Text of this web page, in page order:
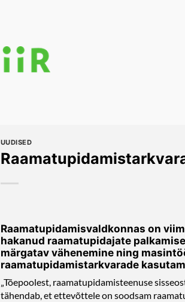
UUDISED
Raamatupidamisvaldkonnas on
hakanud raamatupidajate
märgatav vähenemine ning
raamatupidamistarkvarade
„Tõepoolest, raamatupidamisteenuse
tähendab, et ettevõttele on soodsam